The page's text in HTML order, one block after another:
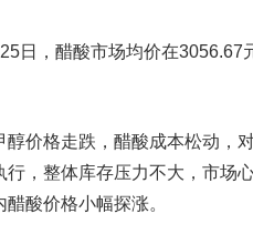
日，醋酸市场均价在3056.67
价格走跌，醋酸成本松动，
，整体库存压力不大，市场
酸价格小幅探涨。